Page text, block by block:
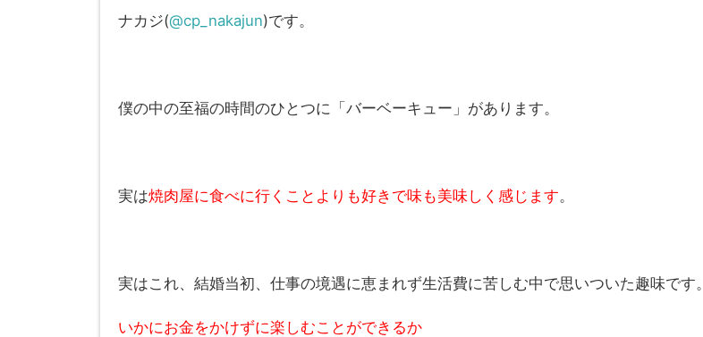
ナカジ(@cp_nakajun)です。
僕の中の至福の時間のひとつに「バーベーキュー」があります。
実は焼肉屋に食べに行くことよりも好きで味も美味しく感じます。
実はこれ、結婚当初、仕事の境遇に恵まれず生活費に苦しむ中で思いついた趣味です。
いかにお金をかけずに楽しむことができるか